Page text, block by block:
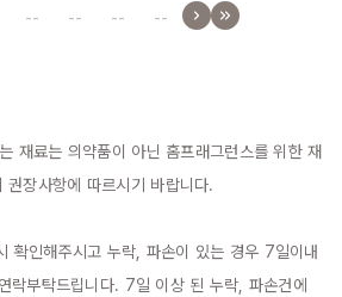
-- -- -- --
재료는 의약품이 아닌 홈프래그런스를 위한 재
장사항에 따르시기 바랍니다.
확인해주시고 누락, 파손이 있는 경우 7일이내
부탁드립니다. 7일 이상 된 누락, 파손건에